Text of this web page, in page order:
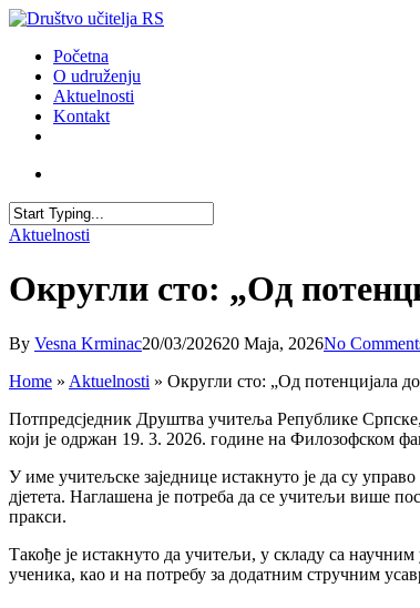
Skip
main
content
account
Menu
Početna
O udruženju
Aktuelnosti
Kontakt
Close
Aktuelnosti
Округли сто: „Од
By Vesna Krminac20/03/202620 Maja, 2026No
Home » Aktuelnosti » Округли сто: „Од потенцијала
Потпредсједник Друштва учитеља Републике
који је одржан 19. 3. 2026. године на Филозофском
У име учитељске заједнице истакнуто је да су
дјетета. Наглашена је потреба да се учитељи више
пракси.
Такође је истакнуто да учитељи, у складу са
ученика, као и на потребу за додатним стручним